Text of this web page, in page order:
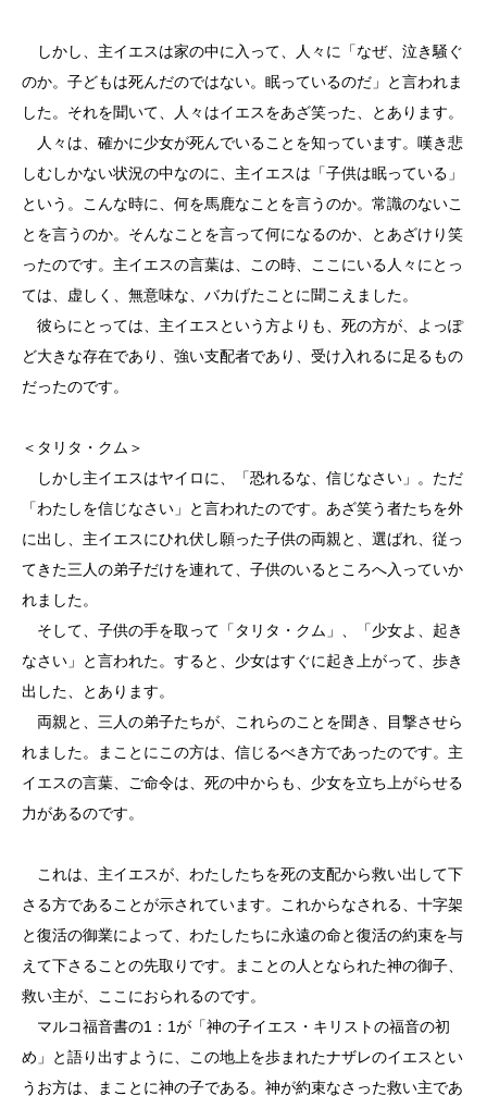
しかし、主イエスは家の中に入って、人々に「なぜ、泣き騒ぐ
のか。子どもは死んだのではない。眠っているのだ」と言われま
した。それを聞いて、人々はイエスをあざ笑った、とあります。
人々は、確かに少女が死んでいることを知っています。嘆き悲
しむしかない状況の中なのに、主イエスは「子供は眠っている」
という。こんな時に、何を馬鹿なことを言うのか。常識のないこ
とを言うのか。そんなことを言って何になるのか、とあざけり笑
ったのです。主イエスの言葉は、この時、ここにいる人々にとっ
ては、虚しく、無意味な、バカげたことに聞こえました。
彼らにとっては、主イエスという方よりも、死の方が、よっぽ
ど大きな存在であり、強い支配者であり、受け入れるに足るもの
だったのです。
＜タリタ・クム＞
しかし主イエスはヤイロに、「恐れるな、信じなさい」。ただ
「わたしを信じなさい」と言われたのです。あざ笑う者たちを外
に出し、主イエスにひれ伏し願った子供の両親と、選ばれ、従っ
てきた三人の弟子だけを連れて、子供のいるところへ入っていか
れました。
そして、子供の手を取って「タリタ・クム」、「少女よ、起き
なさい」と言われた。すると、少女はすぐに起き上がって、歩き
出した、とあります。
両親と、三人の弟子たちが、これらのことを聞き、目撃させら
れました。まことにこの方は、信じるべき方であったのです。主
イエスの言葉、ご命令は、死の中からも、少女を立ち上がらせる
力があるのです。
これは、主イエスが、わたしたちを死の支配から救い出して下
さる方であることが示されています。これからなされる、十字架
と復活の御業によって、わたしたちに永遠の命と復活の約束を与
えて下さることの先取りです。まことの人となられた神の御子、
救い主が、ここにおられるのです。
マルコ福音書の1：1が「神の子イエス・キリストの福音の初
め」と語り出すように、この地上を歩まれたナザレのイエスとい
うお方は、まことに神の子である。神が約束なさった救い主であ